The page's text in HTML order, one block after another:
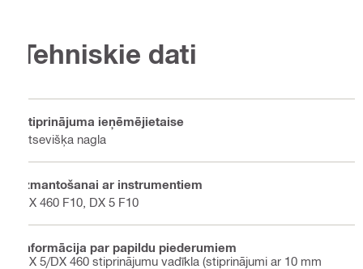
Tehniskie dati
Stiprinājuma ieņēmējietaise
Atsevišķa nagla
Izmantošanai ar instrumentiem
DX 460 F10, DX 5 F10
Informācija par papildu piederumiem
DX 5/DX 460 stiprinājumu vadīkla (stiprinājumi ar 10 mm